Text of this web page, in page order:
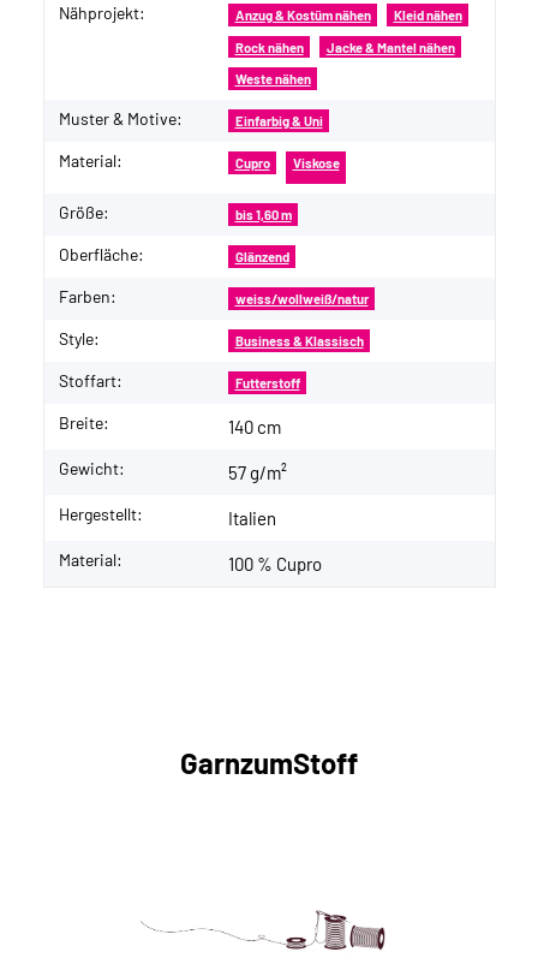
Produkteigenschaft
Wert
Nähprojekt: Anzug & Kostüm nähen Kleid nähen
Rock nähen Jacke & Mantel nähen
Weste nähen
Muster & Motive: Einfarbig & Uni
Material: Cupro Viskose
Größe: bis 1,60 m
Oberfläche: Glänzend
Farben: weiss/wollweiß/natur
Style: Business & Klassisch
Stoffart: Futterstoff
Breite: 140 cm
Gewicht: 57 g/m²
Hergestellt: Italien
Material: 100 % Cupro
GarnzumStoff